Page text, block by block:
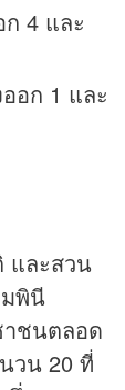
4 และ
อก 1 และ
และสวน
พินี
าชนตลอด
วน 20 ที่